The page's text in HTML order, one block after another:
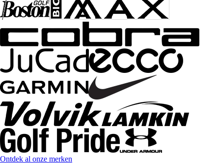
Ontdek al onze merken